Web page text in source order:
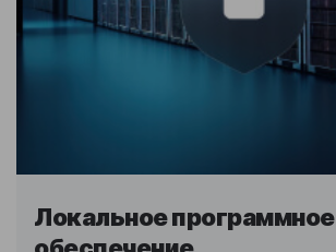
Локальное программное